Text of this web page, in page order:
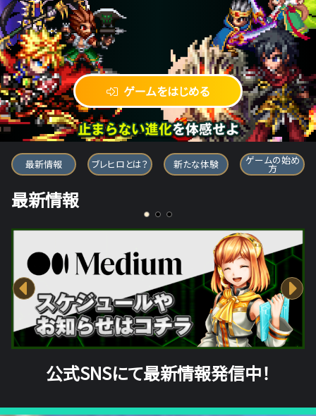
ゲームをはじめる
ブレイブ フロンティア ヒーローズ
最新情報 ブレヒロとは？ 新たな体験 ゲームの始め
方
最新情報
公式SNSにて最新情報発信中！